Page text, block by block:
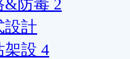
&防毒 2
設計
架設 4